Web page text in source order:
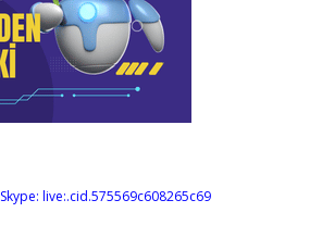
Skype: live:.cid.575569c608265c69